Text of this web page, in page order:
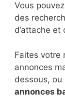
Vous
des
d’attache et
Faites votre
annonces
dessous, ou
annonces